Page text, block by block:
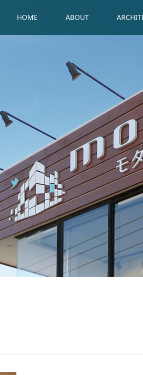
HOME ABOUT